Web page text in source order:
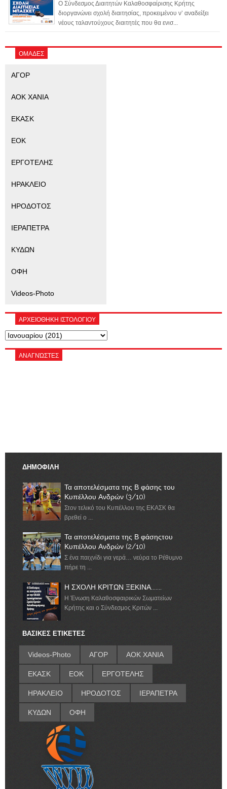
Ο Σύνδεσμος Διαιτητών Καλαθοσφαίρισης Κρήτης
διοργανώνει σχολή διαιτησίας, προκειμένου ν’ αναδείξει
νέους ταλαντούχους διαιτητές που θα ενισ...
ΟΜΑΔΕΣ
ΑΓΟΡ
ΑΟΚ ΧΑΝΙΑ
ΕΚΑΣΚ
ΕΟΚ
ΕΡΓΟΤΕΛΗΣ
ΗΡΑΚΛΕΙΟ
ΗΡΟΔΟΤΟΣ
ΙΕΡΑΠΕΤΡΑ
ΚΥΔΩΝ
ΟΦΗ
Videos-Photo
ΑΡΧΕΙΟΘΗΚΗ ΙΣΤΟΛΟΓΙΟΥ
ΑΝΑΓΝΏΣΤΕΣ
ΔΗΜΟΦΙΛΗ
Τα αποτελέσματα της Β φάσης του
Κυπέλλου Ανδρών (3/10)
Στον τελικό του Κυπέλλου της ΕΚΑΣΚ θα
βρεθεί ο ...
Τα αποτελέσματα της Β φάσηςτου
Κυπέλλου Ανδρών (2/10)
Σ ένα παιχνίδι για γερά… νεύρα το Ρέθυμνο
πήρε τη ...
Η ΣΧΟΛΗ ΚΡΙΤΩΝ ΞΕΚΙΝΑ.......
Η Ένωση Καλαθοσφαιρικών Σωματείων
Κρήτης και ο Σύνδεσμος Κριτών ...
ΒΑΣΙΚΕΣ ΕΤΙΚΕΤΕΣ
Videos-Photo ΑΓΟΡ ΑΟΚ ΧΑΝΙΑ
ΕΚΑΣΚ ΕΟΚ ΕΡΓΟΤΕΛΗΣ
ΗΡΑΚΛΕΙΟ ΗΡΟΔΟΤΟΣ ΙΕΡΑΠΕΤΡΑ
ΚΥΔΩΝ ΟΦΗ